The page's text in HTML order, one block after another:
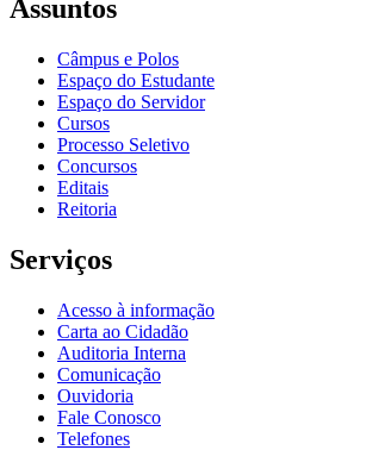
Assuntos
Câmpus e Polos
Espaço do Estudante
Espaço do Servidor
Cursos
Processo Seletivo
Concursos
Editais
Reitoria
Serviços
Acesso à informação
Carta ao Cidadão
Auditoria Interna
Comunicação
Ouvidoria
Fale Conosco
Telefones